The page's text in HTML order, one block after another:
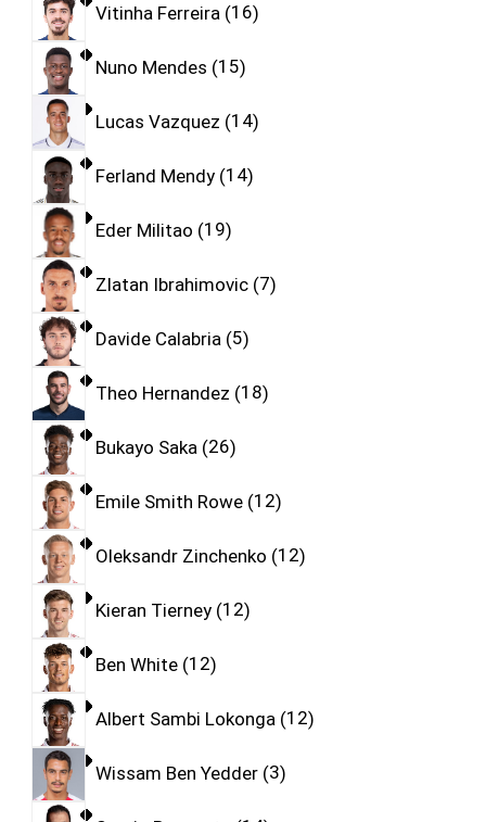
Vitinha Ferreira 16
Nuno Mendes 15
Lucas Vazquez 14
Ferland Mendy 14
Eder Militao 19
Zlatan Ibrahimovic 7
Davide Calabria 5
Theo Hernandez 18
Bukayo Saka 26
Emile Smith Rowe 12
Oleksandr Zinchenko 12
Kieran Tierney 12
Ben White 12
Albert Sambi Lokonga 12
Wissam Ben Yedder 3